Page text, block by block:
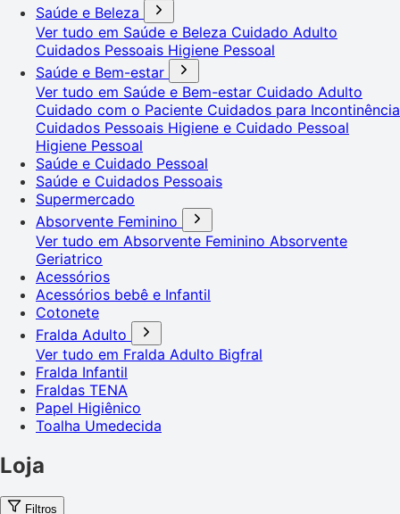
Saúde e Beleza
Ver tudo em Saúde e Beleza Cuidado Adulto
Cuidados Pessoais Higiene Pessoal
Saúde e Bem-estar
Ver tudo em Saúde e Bem-estar Cuidado Adulto
Cuidado com o Paciente Cuidados para Incontinência
Cuidados Pessoais Higiene e Cuidado Pessoal
Higiene Pessoal
Saúde e Cuidado Pessoal
Saúde e Cuidados Pessoais
Supermercado
Absorvente Feminino
Ver tudo em Absorvente Feminino Absorvente
Geriatrico
Acessórios
Acessórios bebê e Infantil
Cotonete
Fralda Adulto
Ver tudo em Fralda Adulto Bigfral
Fralda Infantil
Fraldas TENA
Papel Higiênico
Toalha Umedecida
Loja
Filtros